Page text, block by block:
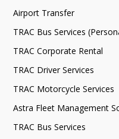
Airport Transfer
TRAC Bus Services
TRAC Corporate Rental
TRAC Driver Services
TRAC Motorcycle Services
Astra Fleet Management
TRAC Bus Services